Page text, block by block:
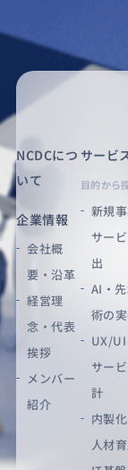
NCDCにつ
いて
企業情報
会社概
要・沿革
経営理
念・代表
挨拶
メンバー
紹介
サービ
目的から
新規事
サー
出
AI・
術の
UX/UI
サー
計
内製
人材